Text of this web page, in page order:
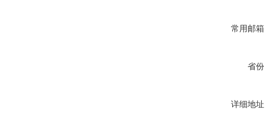
常用邮箱
省份
详细地址